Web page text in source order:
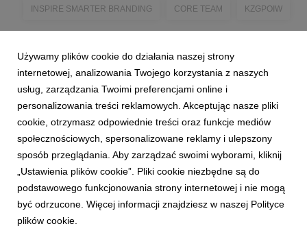
INSPIRE SMARTER BRANDING CORE TEAM KZGPOIW
Używamy plików cookie do działania naszej strony
internetowej, analizowania Twojego korzystania z naszych
usług, zarządzania Twoimi preferencjami online i
personalizowania treści reklamowych. Akceptując nasze pliki
cookie, otrzymasz odpowiednie treści oraz funkcje mediów
społecznościowych, spersonalizowane reklamy i ulepszony
sposób przeglądania. Aby zarządzać swoimi wyborami, kliknij
„Ustawienia plików cookie”. Pliki cookie niezbędne są do
podstawowego funkcjonowania strony internetowej i nie mogą
być odrzucone. Więcej informacji znajdziesz w naszej Polityce
plików cookie.